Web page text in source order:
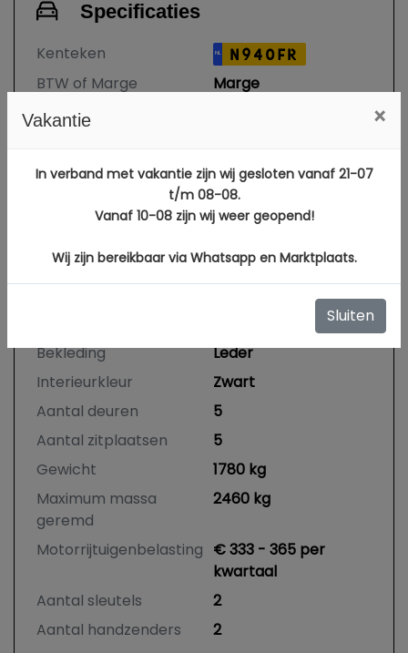
Specificaties
Kenteken NL N940FR
BTW of Marge
Marge
Datum eerste
Datum eerste
toelating
(internationaal)
17-02-2020
Tellerstand
81.323 KM
Bekleding
Leder
Interieurkleur
Zwart
Aantal deuren
5
Aantal zitplaatsen
5
Gewicht
1780 kg
Maximum massa
geremd
2460 kg
Motorrijtuigenbelasting € 333 - 365 per
kwartaal
Aantal sleutels
2
Aantal handzenders
2
Vakantie ×
In verband met vakantie zijn wij gesloten vanaf 21-07
t/m 08-08.
Vanaf 10-08 zijn wij weer geopend!
Wij zijn bereikbaar via Whatsapp en Marktplaats.
Sluiten